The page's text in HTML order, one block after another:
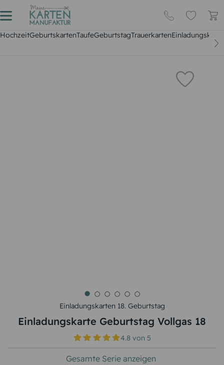
HochzeitGeburtskartenTaufeGeburtstagTrauerkarten
Einladungskarten 18. Geburtstag
Einladungskarte Geburtstag Vollgas 18
4.8 von5
Gesamte Serie anzeigen